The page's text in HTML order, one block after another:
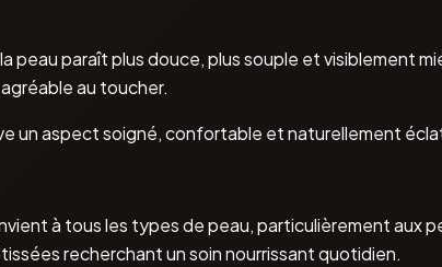
peau paraît plus douce, plus souple et visiblement
au toucher.
un aspect soigné, confortable et naturellement
à tous les types de peau, particulièrement
recherchant un soin nourrissant quotidien.